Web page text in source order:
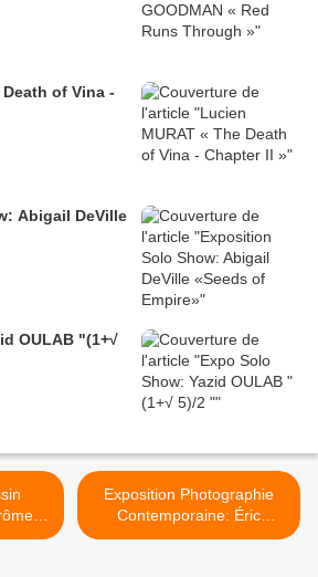
of Vina -
Abigail DeVille
OULAB "(1+√
Exposition Photographie
Contemporaine: Éric
RONDEPIERRE « F.I.J. » >